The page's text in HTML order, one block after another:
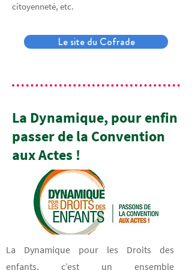
citoyenneté, etc.
Le site du Cofrade
La Dynamique, pour enfin
passer de la Convention
aux Actes !
La Dynamique pour les Droits des
enfants, c’est un ensemble